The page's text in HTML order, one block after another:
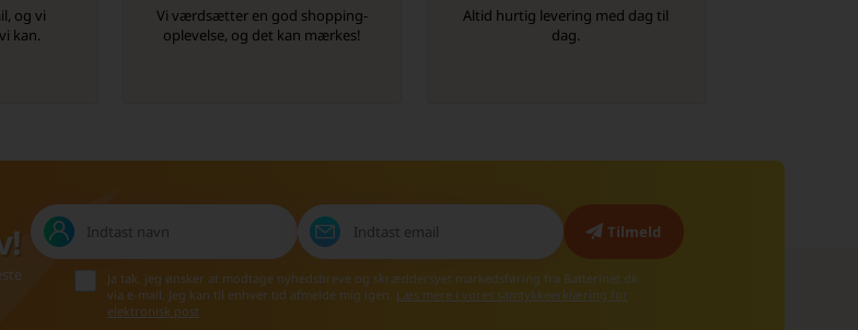
og vi
kan.
Vi værdsætter en god shopping-
oplevelse, og det kan mærkes!
Altid hurtig levering med dag til
dag.
Ja tak, jeg ønsker at modtage nyhedsbreve og skræddersyet markedsføring fra Batterinet.dk
via e-mail. Jeg kan til enhver tid afmelde mig igen. Læs mere i vores samtykkeerklæring for
elektronisk post